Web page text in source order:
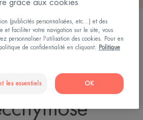
égaux devant
grâce aux cookies
(publicités personnalisées, etc...) et des
et faciliter votre navigation sur le site, vous
personnaliser l'utilisation des cookies. Pour en
de confidentialité en cliquant:
Politique
les essentiels OK